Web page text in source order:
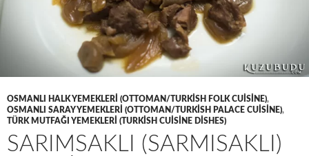
OSMANLI HALK YEMEKLERI (OTTOMAN/TURKISH FOLK CUISINE),
OSMANLI SARAY YEMEKLERI (OTTOMAN/TURKISH PALACE CUISINE),
TÜRK MUTFAĞI YEMEKLERI (TURKISH CUISINE DISHES)
SARIMSAKLI (SARMISAKLI)